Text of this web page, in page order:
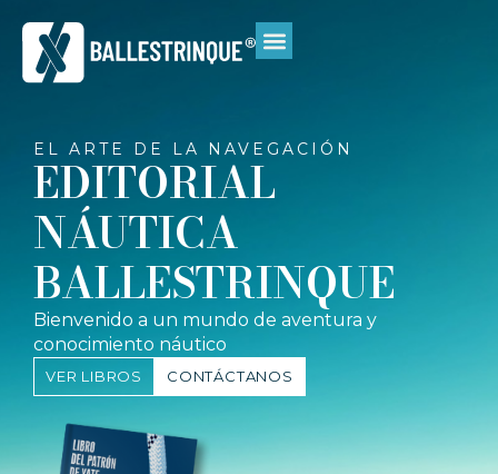
EL ARTE DE LA NAVEGACIÓN
EDITORIAL
NÁUTICA
BALLESTRINQUE
Bienvenido a un mundo de aventura y
conocimiento náutico
VER LIBROS CONTÁCTANOS